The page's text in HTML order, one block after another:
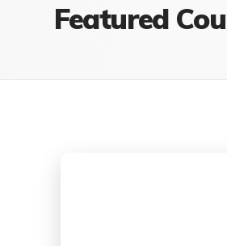
Featured